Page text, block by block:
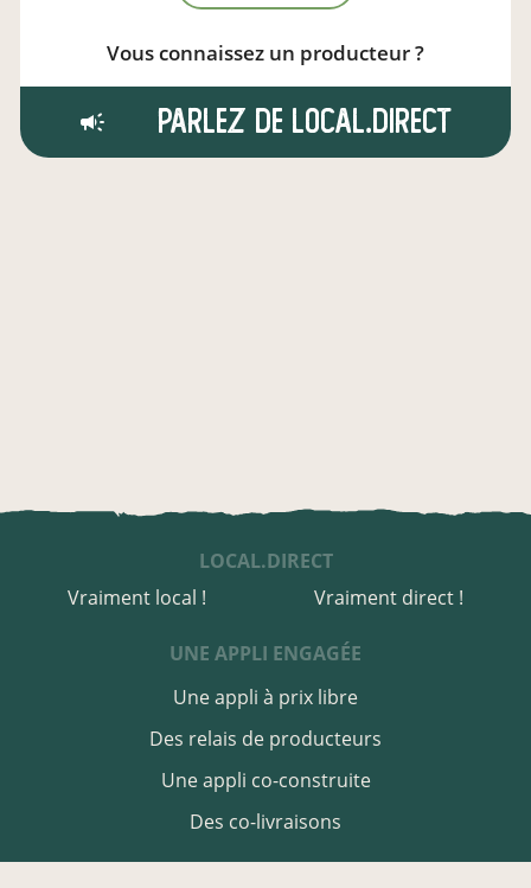
Vous connaissez un producteur ?
Parlez de local.direct
LOCAL.DIRECT
Vraiment local !
Vraiment direct !
UNE APPLI ENGAGÉE
Une appli à prix libre
Des relais de producteurs
Des co-livraisons
Une appli co-construite